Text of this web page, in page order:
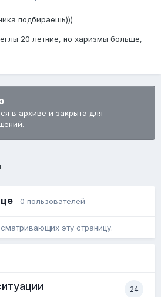
подбираешь)))
20 летние, но харизмы больше,
в архиве и закрыта для
0 пользователей
эту страницу.
24